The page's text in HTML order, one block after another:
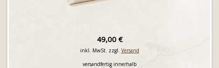
49,00 €
inkl. MwSt. zzgl. Versand
versandfertig innerhalb